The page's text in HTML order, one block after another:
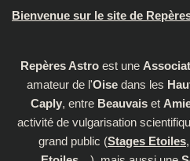
Bienvenue sur le site de
Repères Astroest une
amateur de l'Oise dans les
Caply, entre Beauvais et
activité de vulgarisation
grand public (Stages Etoiles,